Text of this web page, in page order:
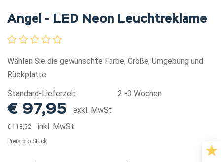
Angel - LED Neon Leuchtreklame
Wählen Sie die gewünschte Farbe, Größe, Umgebung und
Rückplatte:
Standard-Lieferzeit
2 -3 Wochen
€ 97,95 exkl. MwSt
€ 118,52 inkl. MwSt
Preis pro Stück